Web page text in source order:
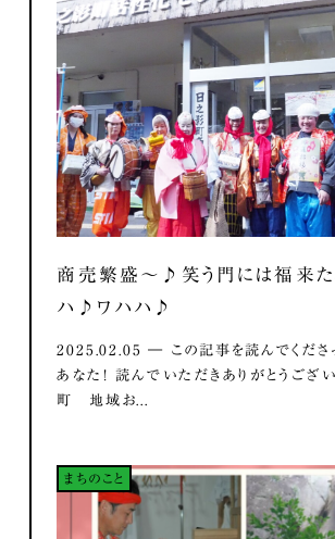
商売繁盛～♪笑う門には福来
ハ♪ワハハ♪
2025.02.05 ― この記事を読んでくださ
あなた！ 読んでいただきありがとうござ
町 地域お...
まちのこと